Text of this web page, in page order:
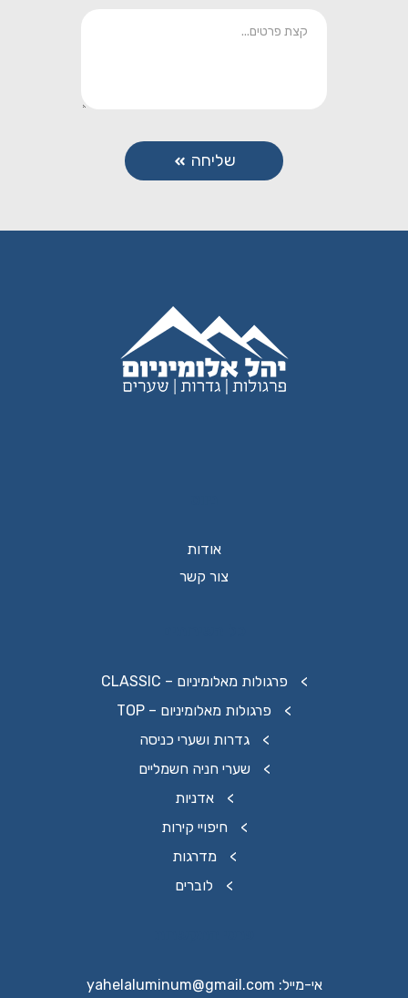
שליחה
אודות
צור קשר
פרגולות מאלומיניום – CLASSIC
פרגולות מאלומיניום – TOP
גדרות ושערי כניסה
שערי חניה חשמליים
אדניות
חיפויי קירות
מדרגות
לוברים
אי-מייל: yahelaluminum@gmail.com